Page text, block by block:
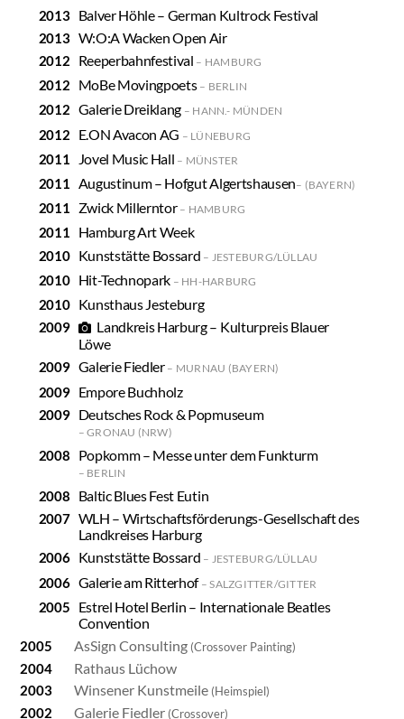
Balver Höhle – German Kultrock Festival
W:O:A Wacken Open Air
Reeperbahnfestival
HAMBURG
MoBe Movingpoets BERLIN
Galerie Dreiklang HANN.- MÜNDEN
E.ON Avacon AG LÜNEBURG
Jovel Music Hall MÜNSTER
Augustinum – Hofgut Algertshausen (BAYERN)
Zwick Millerntor HAMBURG
Hamburg Art Week
Kunststätte Bossard
JESTEBURG/LÜLLAU
Hit-Technopark HH-HARBURG
Kunsthaus Jesteburg
Landkreis Harburg – Kulturpreis Blauer
Löwe
Galerie Fiedler
MURNAU (BAYERN)
Empore Buchholz
Deutsches Rock & Popmuseum
GRONAU (NRW)
Popkomm – Messe unter dem Funkturm
BERLIN
Baltic Blues Fest Eutin
WLH – Wirtschaftsförderungs-Gesellschaft des
Landkreises Harburg
Kunststätte Bossard
JESTEBURG/LÜLLAU
Galerie am Ritterhof SALZGITTER/GITTER
Estrel Hotel Berlin – Internationale Beatles
Convention
2005 AsSign Consulting (Crossover Painting)
2004 Rathaus Lüchow
2003 Winsener Kunstmeile (Heimspiel)
2002 Galerie Fiedler (Crossover)